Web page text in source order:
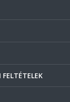
FELTÉTELEK